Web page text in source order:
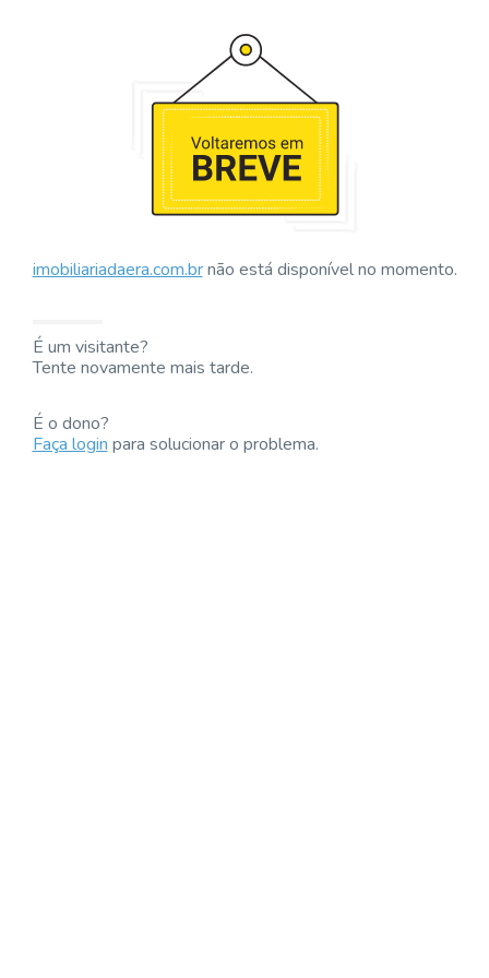
imobiliariadaera.com.brnão está disponível no momento.
É um visitante?
Tente novamente mais tarde.
É o dono?
Faça loginpara solucionar o problema.